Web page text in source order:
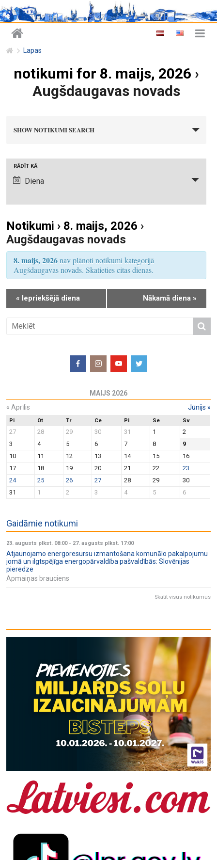
Lapas
notikumi for 8. maijs, 2026 ›
Augšdaugavas novads
i
S
e
a
c
h
a
d
s
N
a
v
g
a
t
n
SHOW NOTIKUMI SEARCH
i
u
m
s
i
e
N
t
i
o
n
RĀDĪT KĀ
Diena
Notikumi › 8. maijs, 2026 ›
Augšdaugavas novads
8. maijs, 2026nav plānoti notikumi kategorijā
Augšdaugavas novads. Skatieties citas dienas.
« Iepriekšējā diena Nākamā diena »
MAIJS 2026
« Aprīlis Jūnijs »
Pi Ot Tr Ce Pi Se Sv
27 28 29 30 31 1
2
3
4 5 6 7 8
9
10
11 12 13 14 15
16
17
18 19 20 21 22
23
24
25 26 27 28 29
30
31
1 2 3 4 5 6
Gaidāmie notikumi
23. augusts plkst. 08:00- 27. augusts plkst. 17:00
Atjaunojamo energoresursu izmantošana komunālo pakalpojumu
jomā un ilgtspējīga energopārvaldība pašvaldībās: Slovēnijas
pieredze
Apmaiņas brauciens
Skatīt visus notikumus